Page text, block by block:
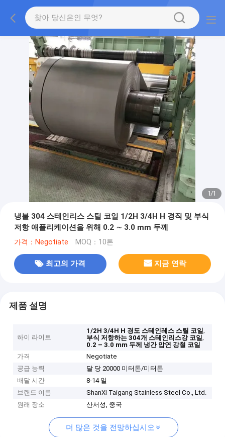
1/1
냉불 304 스테인리스 스틸 코일 1/2H 3/4H H 경직 및 부식
저항 애플리케이션을 위해 0.2 ∼ 3.0 mm 두께
가격：Negotiate MOQ：10톤
최고의 가격 지금 연락
제품 설명
하이 라이트
1/2H 3/4H H 경도 스테인레스 스틸 코일,
부식 저항하는 304개 스테인리스강 코일,
0.2 – 3.0 mm 두께 냉간 압연 강철 코일
가격
Negotiate
공급 능력
달 당 20000 미터톤/미터톤
배달 시간
8-14 일
브랜드 이름
ShanXi Taigang Stainless Steel Co., Ltd.
원래 장소
산서성, 중국
더 많은 것을 전망하십시오